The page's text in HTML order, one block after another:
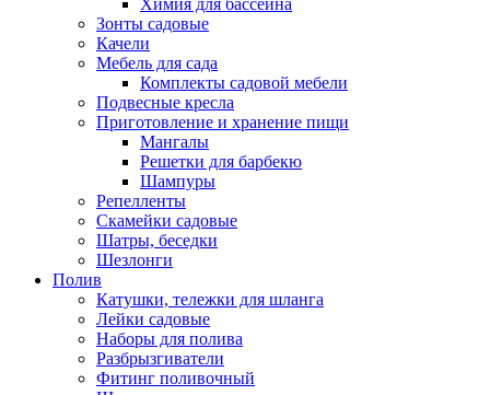
Химия для бассейна
Зонты садовые
Качели
Мебель для сада
Комплекты садовой мебели
Подвесные кресла
Приготовление и хранение пищи
Мангалы
Решетки для барбекю
Шампуры
Репелленты
Скамейки садовые
Шатры, беседки
Шезлонги
Полив
Катушки, тележки для шланга
Лейки садовые
Наборы для полива
Разбрызгиватели
Фитинг поливочный